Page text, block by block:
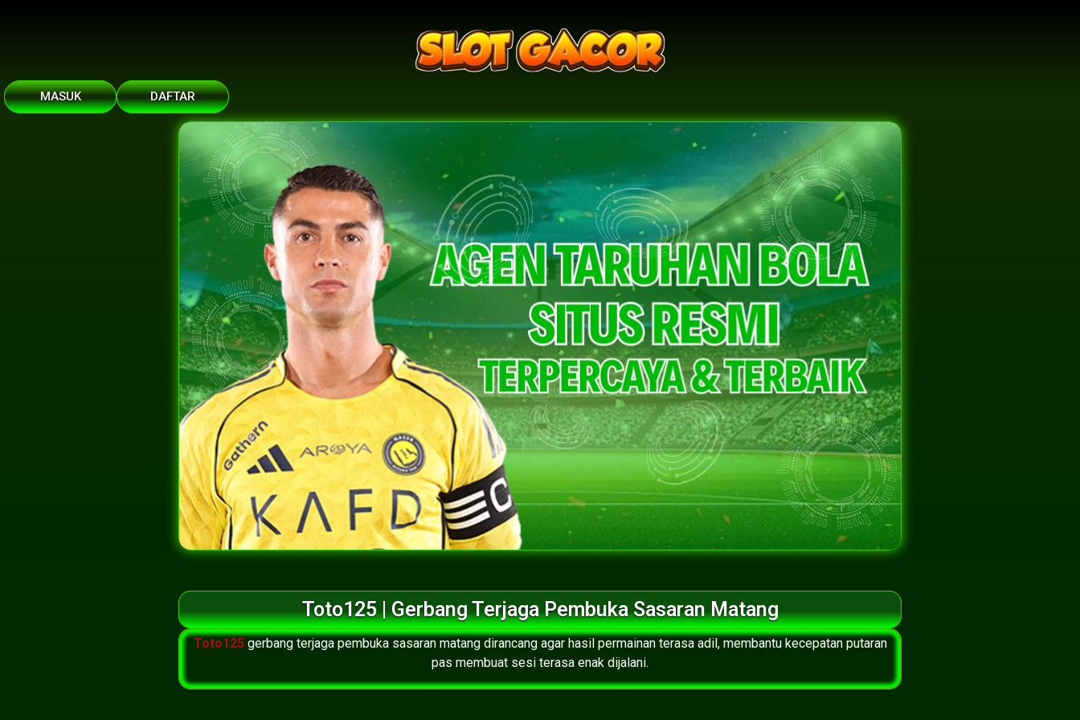
MASUK DAFTAR
Toto125 | Gerbang Terjaga Pembuka Sasaran Matang
Toto125 gerbang terjaga pembuka sasaran matang dirancang agar hasil permainan terasa adil, membantu kecepatan putaran
pas membuat sesi terasa enak dijalani.